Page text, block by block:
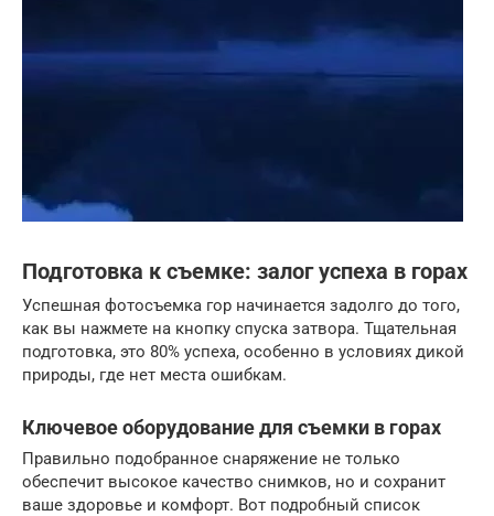
Подготовка к съемке: залог успеха в горах
Успешная фотосъемка гор начинается задолго до того,
как вы нажмете на кнопку спуска затвора. Тщательная
подготовка, это 80% успеха, особенно в условиях дикой
природы, где нет места ошибкам.
Ключевое оборудование для съемки в горах
Правильно подобранное снаряжение не только
обеспечит высокое качество снимков, но и сохранит
ваше здоровье и комфорт. Вот подробный список